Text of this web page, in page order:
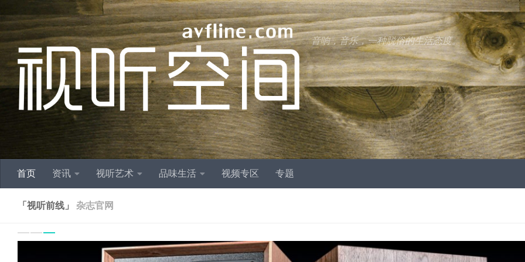
跳至内容
音响，音乐，一种脱俗的生活态度。
首页 资讯 视听艺术 品味生活 视频专区 专题
「视听前线」 杂志官网